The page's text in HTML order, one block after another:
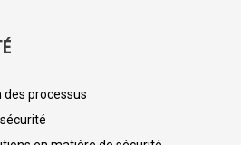
processus